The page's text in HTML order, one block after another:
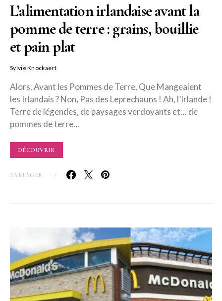
L’alimentation irlandaise avant la
pomme de terre : grains, bouillie
et pain plat
Sylvie Knockaert
Alors, Avant les Pommes de Terre, Que Mangeaient
les Irlandais ? Non, Pas des Leprechauns ! Ah, l’Irlande !
Terre de légendes, de paysages verdoyants et… de
pommes de terre…
DÉCOUVRIR
PARTAGER